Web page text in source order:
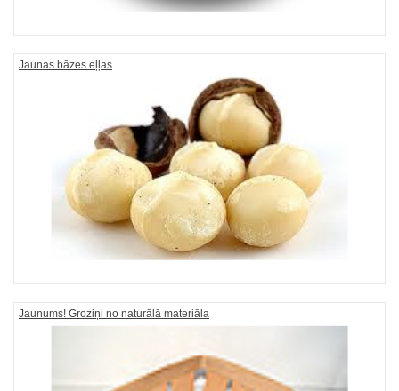
Jaunas bāzes eļļas
Jaunums! Groziņi no naturālā materiāla